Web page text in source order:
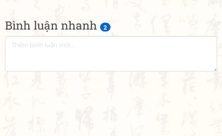
Bình luận nhanh 2